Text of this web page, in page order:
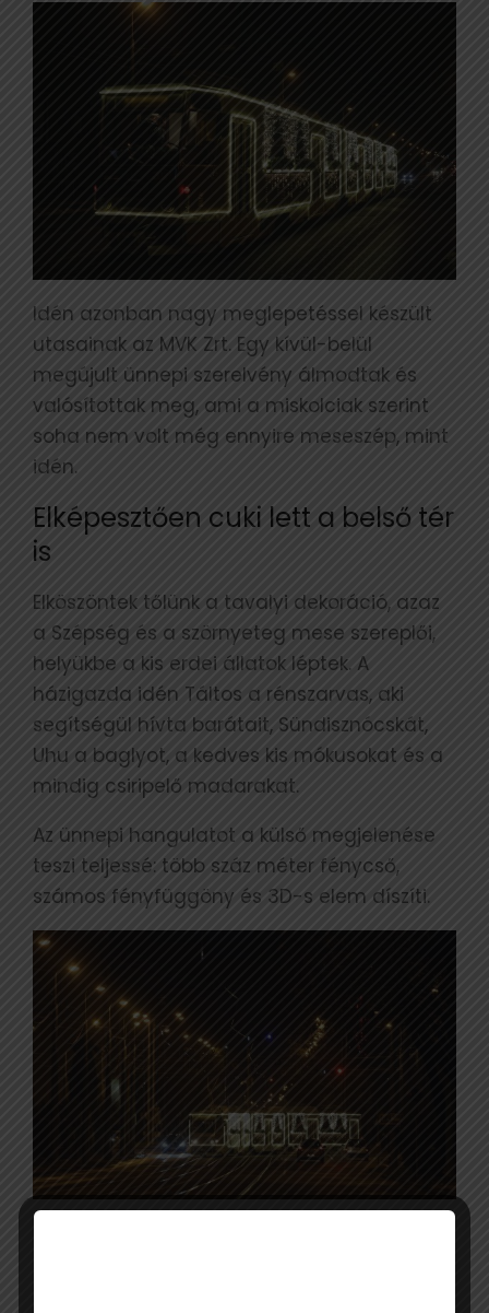
Idén azonban nagy meglepetéssel készült
utasainak az MVK Zrt. Egy kívül-belül
megújult ünnepi szerelvény álmodtak és
valósítottak meg, ami a miskolciak szerint
soha nem volt még ennyire meseszép, mint
idén.
Elképesztően cuki lett a belső tér
is
Elköszöntek tőlünk a tavalyi dekoráció, azaz
a Szépség és a szörnyeteg mese szereplői,
helyükbe a kis erdei állatok léptek. A
házigazda idén Táltos a rénszarvas, aki
segítségül hívta barátait, Sündisznócskát,
Uhu a baglyot, a kedves kis mókusokat és a
mindig csiripelő madarakat.
Az ünnepi hangulatot a külső megjelenése
teszi teljessé: több száz méter fénycső,
számos fényfüggöny és 3D-s elem díszíti.